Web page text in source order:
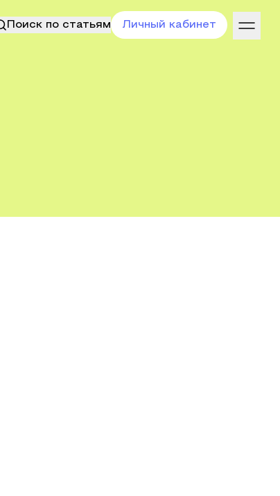
Поиск по статьям Личный кабинет